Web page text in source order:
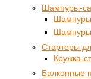
Шампуры-
Стартеры
Кружка-
Балконные